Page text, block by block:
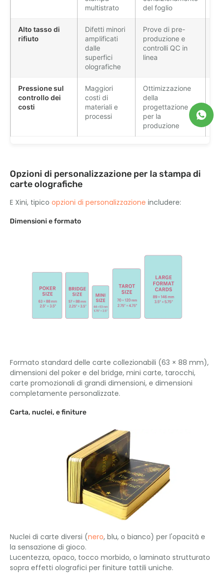
multistrato
del foglio
Alto tasso di
rifiuto
Difetti minori
amplificati
dalle
superfici
olografiche
Prove di pre-
produzione e
controlli QC in
linea
Pressione sul
controllo dei
costi
Maggiori
costi di
materiali e
processi
Ottimizzazione
della
progettazione
per la
produzione
Opzioni di personalizzazione per la stampa di
carte olografiche
E Xini, tipico opzioni di personalizzazione includere:
Dimensioni e formato
Formato standard delle carte collezionabili (63 × 88 mm),
dimensioni del poker e del bridge, mini carte, tarocchi,
carte promozionali di grandi dimensioni, e dimensioni
completamente personalizzate.
Carta, nuclei, e finiture
Nuclei di carte diversi (nero, blu, o bianco) per l'opacità e
la sensazione di gioco.
Lucentezza, opaco, tocco morbido, o laminato strutturato
sopra effetti olografici per finiture tattili uniche.